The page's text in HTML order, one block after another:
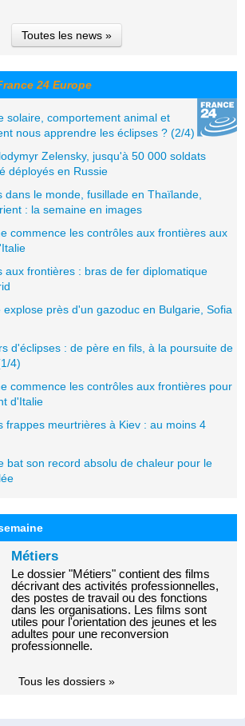
Toutes les news »
24 Europe
solaire, comportement animal et
nous apprendre les éclipses ? (2/4)
Zelensky, jusqu'à 50 000 soldats
déployés en Russie
dans le monde, fusillade en Thaïlande,
: la semaine en images
commence les contrôles aux frontières aux
aux frontières : bras de fer diplomatique
explose près d'un gazoduc en Bulgarie, Sofia
d'éclipses : de père en fils, à la poursuite de
4)
commence les contrôles aux frontières pour
d'Italie
frappes meurtrières à Kiev : au moins 4
bat son record absolu de chaleur pour le
Métiers
Le dossier "Métiers" contient des films
décrivant des activités professionnelles,
des postes de travail ou des fonctions
dans les organisations. Les films sont
utiles pour l'orientation des jeunes et les
adultes pour une reconversion
professionnelle.
Tous les dossiers »